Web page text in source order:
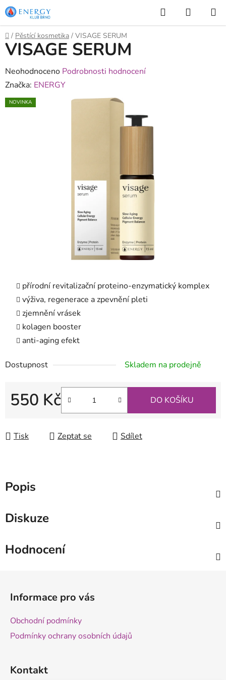
Přejít
na
obsah
Hledat
KOŠÍK
Domů
/ Pěstící kosmetika / VISAGE SERUM
přírodní revitalizační proteino-enzymatický komplex
výživa, regenerace a zpevnění pleti
zjemnění vrásek
kolagen booster
anti-aging efekt
Dostupnost Skladem na prodejně
550 Kč DO KOŠÍKU
Tisk Zeptat se Sdílet
VISAGE SERUM
Průměrné
hodnocení
produktu
Neohodnoceno Podrobnosti hodnocení
Značka: ENERGY
NOVINKA
Popis
Diskuze
Hodnocení
Informace pro vás
Obchodní podmínky
Podmínky ochrany osobních údajů
Kontakt